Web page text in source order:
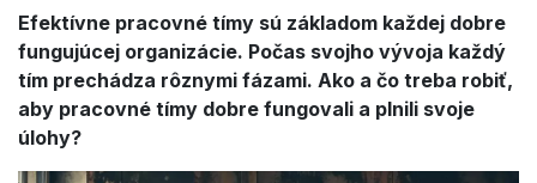
Efektívne pracovné tímy sú základom každej dobre
fungujúcej organizácie. Počas svojho vývoja každý
tím prechádza rôznymi fázami. Ako a čo treba robiť,
aby pracovné tímy dobre fungovali a plnili svoje
úlohy?